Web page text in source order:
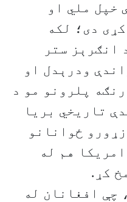
خپل ملي او
دی؛ لکه
انګرېز ستر
ودرېدل او
پلرونو مو د
تاریخي بریا
ځوانانو
هم له
کړ.
چې افغانان له